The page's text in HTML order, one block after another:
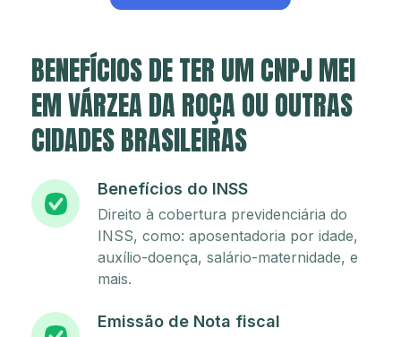
BENEFÍCIOS DE TER UM CNPJ MEI
EM VÁRZEA DA ROÇA OU OUTRAS
CIDADES BRASILEIRAS
Benefícios do INSS
Direito à cobertura previdenciária do
INSS, como: aposentadoria por idade,
auxílio-doença, salário-maternidade, e
mais.
Emissão de Nota fiscal